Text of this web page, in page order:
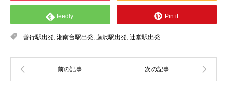
feedly Pin it
善行駅出発, 湘南台駅出発, 藤沢駅出発, 辻堂駅出発